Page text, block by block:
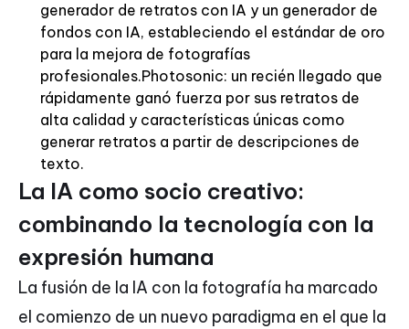
generador de retratos con IA y un generador de
fondos con IA, estableciendo el estándar de oro
para la mejora de fotografías
profesionales.Photosonic: un recién llegado que
rápidamente ganó fuerza por sus retratos de
alta calidad y características únicas como
generar retratos a partir de descripciones de
texto.
La IA como socio creativo:
combinando la tecnología con la
expresión humana
La fusión de la IA con la fotografía ha marcado
el comienzo de un nuevo paradigma en el que la